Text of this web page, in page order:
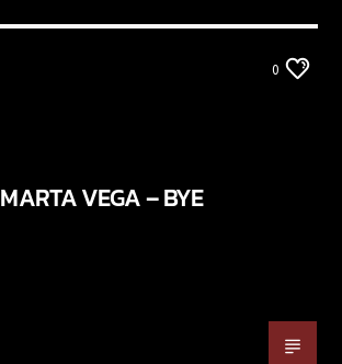
0
MARTA VEGA – BYE